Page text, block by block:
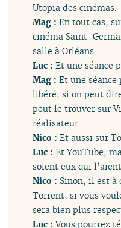
Utopia des cinémas.
Mag :En tout cas,
cinéma Saint-
salle à Orléans.
Luc :Et une séance
Mag :Et une
libéré, si on peut
peut le trouver sur
réalisateur.
Nico :Et aussi sur
Luc :Et YouTube,
soient eux qui
Nico : Sinon, il est à
Torrent, si vous
sera bien plus
Luc :Vous pourrez